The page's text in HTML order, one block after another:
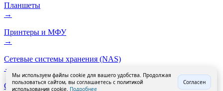
Мы используем файлы cookie для вашего удобства. Продолжая
пользоваться сайтом, вы соглашаетесь с политикой
использования cookie. Подробнее
Согласен
Планшеты
→
Принтеры и МФУ
→
Сетевые системы хранения (NAS)
→
Смартфоны